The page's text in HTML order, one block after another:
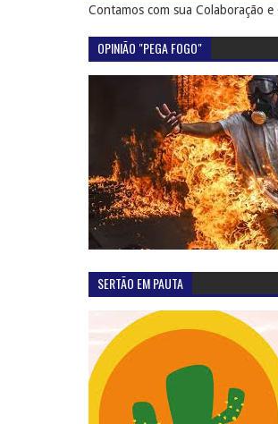
Contamos com sua Colaboração e
OPINIÃO "PEGA FOGO"
SERTÃO EM PAUTA